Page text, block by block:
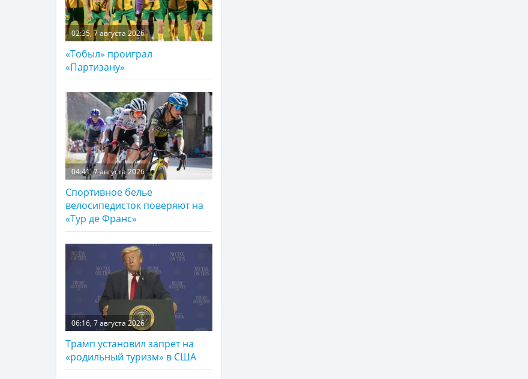
02:35, 7 августа 2026
«Тобыл» проиграл
«Партизану»
04:41, 7 августа 2026
Спортивное белье
велосипедисток поверяют на
«Тур де Франс»
06:16, 7 августа 2026
Трамп установил запрет на
«родильный туризм» в США